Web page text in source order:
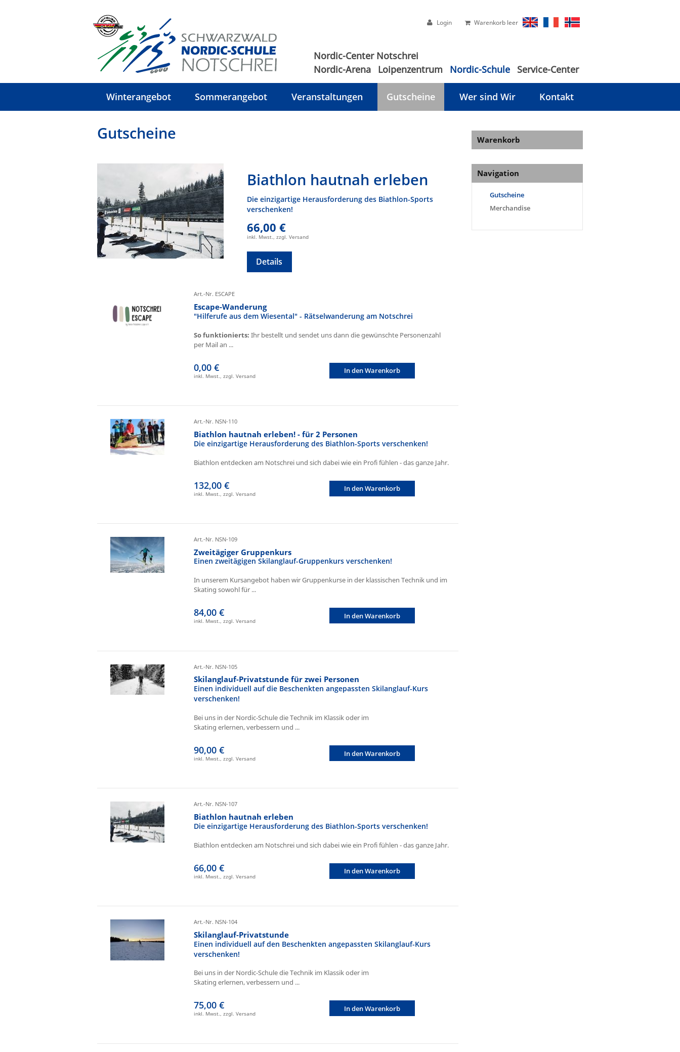
Login Warenkorb leer
Nordic-Center Notschrei
Nordic-Arena
Loipenzentrum Nordic-Schule Service-Center
Winterangebot Sommerangebot Veranstaltungen Gutscheine Wer sind Wir Kontakt
Gutscheine
Biathlon hautnah erleben
Die einzigartige Herausforderung des Biathlon-Sports
verschenken!
66,00 €
inkl. Mwst., zzgl. Versand
Details
Art.-Nr. ESCAPE
Escape-Wanderung
"Hilferufe aus dem Wiesental" - Rätselwanderung am Notschrei
So funktionierts: Ihr bestellt und sendet uns dann die gewünschte Personenzahl
per Mail an ...
0,00 €
inkl. Mwst., zzgl. Versand
In den Warenkorb
Art.-Nr. NSN-110
Biathlon hautnah erleben! - für 2 Personen
Die einzigartige Herausforderung des Biathlon-Sports verschenken!
Biathlon entdecken am Notschrei und sich dabei wie ein Profi fühlen - das ganze Jahr.
132,00 €
inkl. Mwst., zzgl. Versand
In den Warenkorb
Art.-Nr. NSN-109
Zweitägiger Gruppenkurs
Einen zweitägigen Skilanglauf-Gruppenkurs verschenken!
In unserem Kursangebot haben wir Gruppenkurse in der klassischen Technik und im
Skating sowohl für ...
84,00 €
inkl. Mwst., zzgl. Versand
In den Warenkorb
Art.-Nr. NSN-105
Skilanglauf-Privatstunde für zwei Personen
Einen individuell auf die Beschenkten angepassten Skilanglauf-Kurs
verschenken!
Bei uns in der Nordic-Schule die Technik im Klassik oder im
Skating erlernen, verbessern und ...
90,00 €
inkl. Mwst., zzgl. Versand
In den Warenkorb
Art.-Nr. NSN-107
Biathlon hautnah erleben
Die einzigartige Herausforderung des Biathlon-Sports verschenken!
Biathlon entdecken am Notschrei und sich dabei wie ein Profi fühlen - das ganze Jahr.
66,00 €
inkl. Mwst., zzgl. Versand
In den Warenkorb
Art.-Nr. NSN-104
Skilanglauf-Privatstunde
Einen individuell auf den Beschenkten angepassten Skilanglauf-Kurs
verschenken!
Bei uns in der Nordic-Schule die Technik im Klassik oder im
Skating erlernen, verbessern und ...
75,00 €
inkl. Mwst., zzgl. Versand
In den Warenkorb
Warenkorb
Navigation
Gutscheine
Merchandise